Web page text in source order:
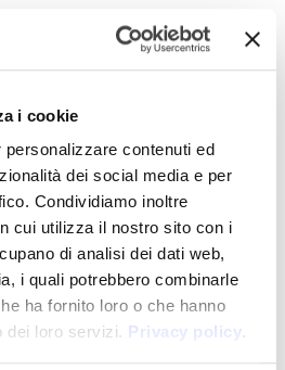
i cookie
contenuti ed
dei social media e per
Condividiamo inoltre
cui utilizza il nostro sito con i
di analisi dei dati web,
i quali potrebbero combinarle
ha fornito loro o che hanno
dei loro servizi. Privacy policy.